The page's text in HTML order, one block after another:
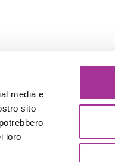
media e
sito
loro